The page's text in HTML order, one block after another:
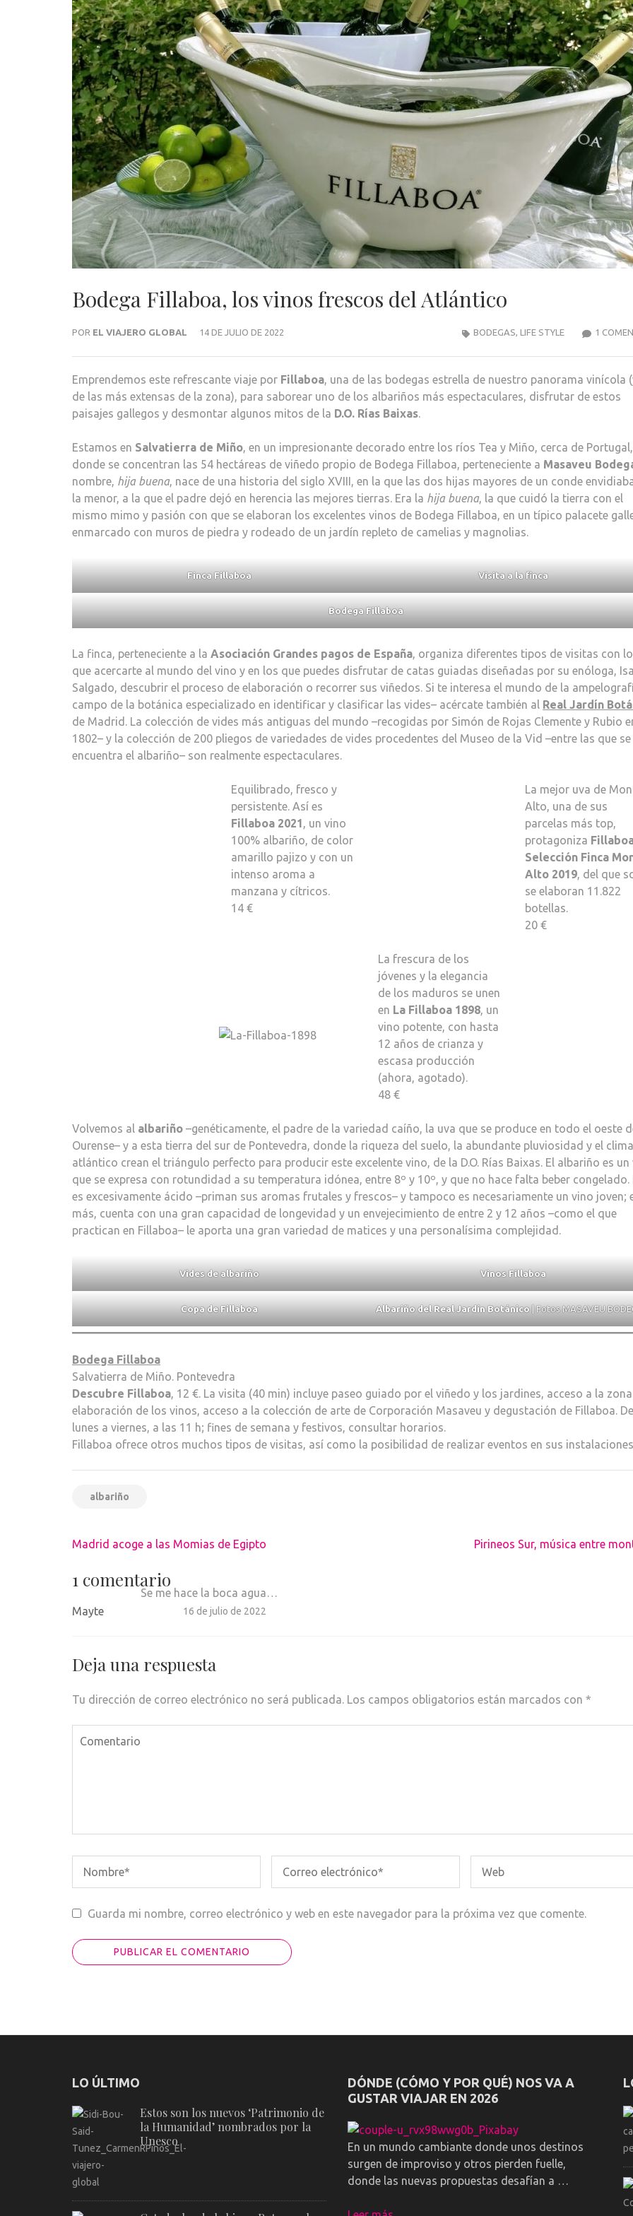
Bodega Fillaboa, los vinos frescos del Atlántico
POR EL VIAJERO GLOBAL 14 DE JULIO DE 2022 1
BODEGAS LIFE STYLE
Emprendemos este refrescante viaje por Fillaboa , una de las bodegas estrella de nuestro panorama vinícola
de las más extensas de la zona), para saborear uno de los albariños más espectaculares, disfrutar de estos
paisajes gallegos y desmontar algunos mitos de la D.O. Rías Baixas
Estamos en Salvatierra de Miño , en un impresionante decorado entre los ríos Tea y Miño, cerca de Portugal,
donde se concentran las 54 hectáreas de viñedo propio de Bodega Fillaboa, perteneciente a Masaveu
nombre, hija buena , nace de una historia del siglo XVIII, en la que las dos hijas mayores de un conde
la menor, a la que el padre dejó en herencia las mejores tierras. Era la hija buena , la que cuidó la tierra con el
mismo mimo y pasión con que se elaboran los excelentes vinos de Bodega Fillaboa, en un típico palacete
enmarcado con muros de piedra y rodeado de un jardín repleto de camelias y magnolias.
Finca Fillaboa Visita a la finca
Bodega Fillaboa
La finca, perteneciente a la Asociación Grandes pagos de España , organiza diferentes tipos de visitas con
que acercarte al mundo del vino y en los que puedes disfrutar de catas guiadas diseñadas por su enóloga,
Salgado, descubrir el proceso de elaboración o recorrer sus viñedos. Si te interesa el mundo de la
campo de la botánica especializado en identificar y clasificar las vides– acércate también al Real Jardín
de Madrid. La colección de vides más antiguas del mundo –recogidas por Simón de Rojas Clemente y Rubio
1802– y la colección de 200 pliegos de variedades de vides procedentes del Museo de la Vid –entre las que se
encuentra el albariño– son realmente espectaculares.
Equilibrado, fresco y
persistente. Así es
Fillaboa 2021 , un vino
100% albariño, de color
amarillo pajizo y con un
intenso aroma a
manzana y cítricos.
14 €
La mejor uva de
Alto, una de sus
parcelas más top,
protagoniza
Selección Finca
Alto 2019 , del que
se elaboran 11.822
botellas.
20 €
La frescura de los
jóvenes y la elegancia
de los maduros se unen
en La Fillaboa 1898, un
vino potente, con hasta
12 años de crianza y
escasa producción
(ahora, agotado).
48 €
Volvemos al albariño –genéticamente, el padre de la variedad caíño, la uva que se produce en todo el oeste
Ourense– y a esta tierra del sur de Pontevedra, donde la riqueza del suelo, la abundante pluviosidad y el clima
atlántico crean el triángulo perfecto para producir este excelente vino, de la D.O. Rías Baixas. El albariño es un
que se expresa con rotundidad a su temperatura idónea, entre 8º y 10º, y que no hace falta beber congelado.
es excesivamente ácido –priman sus aromas frutales y frescos– y tampoco es necesariamente un vino joven;
más, cuenta con una gran capacidad de longevidad y un envejecimiento de entre 2 y 12 años –como el que
practican en Fillaboa– le aporta una gran variedad de matices y una personalísima complejidad.
Vides de albariño Vinos Fillaboa
Copa de Fillaboa Albariño del Real Jardín Botánico | Fotos MASAVEU
Bodega Fillaboa
Salvatierra de Miño. Pontevedra
Descubre Fillaboa , 12 €. La visita (40 min) incluye paseo guiado por el viñedo y los jardines, acceso a la
elaboración de los vinos, acceso a la colección de arte de Corporación Masaveu y degustación de Fillaboa. De
lunes a viernes, a las 11 h; fines de semana y festivos, consultar horarios.
Fillaboa ofrece otros muchos tipos de visitas, así como la posibilidad de realizar eventos en sus instalaciones.
albariño
Navegación
entradas
Madrid acoge a las Momias de Egipto Pirineos Sur, música entre
1 comentario
Mayte 16 de julio de 2022
Se me hace la boca agua…
Deja una respuesta
Tu dirección de correo electrónico no será publicada. Los campos obligatorios están marcados con *
Guarda mi nombre, correo electrónico y web en este navegador para la próxima vez que comente.
LO ÚLTIMO
Estos son los nuevos ‘Patrimonio de
la Humanidad’ nombrados por la
Unesco
DÓNDE (CÓMO Y POR QUÉ) NOS VA A
GUSTAR VIAJAR EN 2026
En un mundo cambiante donde unos destinos
surgen de improviso y otros pierden fuelle,
donde las nuevas propuestas desafían a …